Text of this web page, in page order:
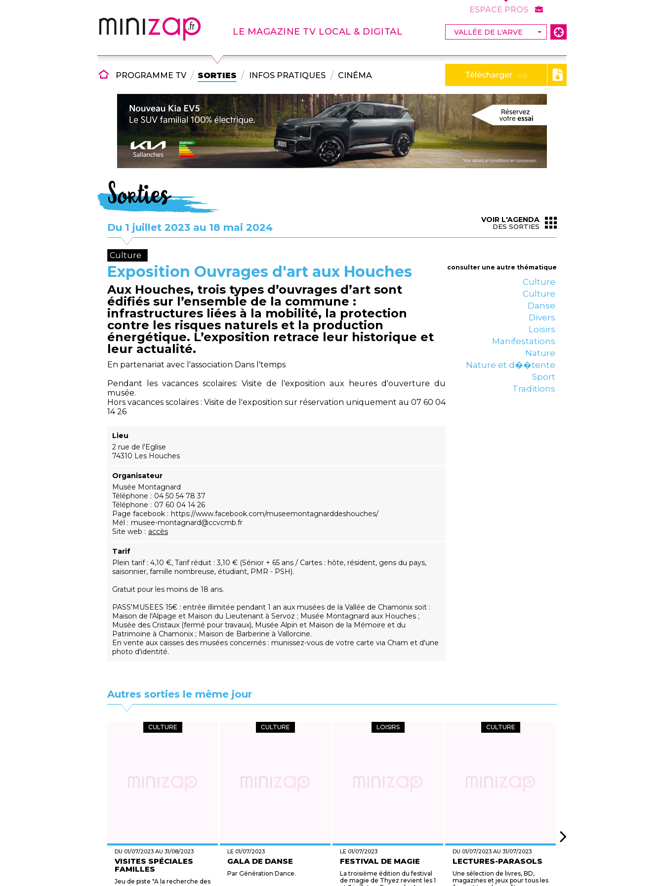
LE MAGAZINE TV LOCAL & DIGITAL
PROGRAMME TV SORTIES INFOS PRATIQUES CINÉMA Télécharger .pdf
ESPACE PROS
Sorties
Du 1 juillet 2023 au 18 mai 2024
VOIR L'AGENDA
DES SORTIES
Culture
Exposition Ouvrages d'art aux Houches
Aux Houches, trois types d’ouvrages d’art sont
édifiés sur l’ensemble de la commune :
infrastructures liées à la mobilité, la protection
contre les risques naturels et la production
énergétique. L’exposition retrace leur historique et
leur actualité.
En partenariat avec l'association Dans l'temps
Pendant les vacances scolaires: Visite de l'exposition aux heures d'ouverture du
musée.
Hors vacances scolaires : Visite de l'exposition sur réservation uniquement au 07 60 04
14 26
Lieu
2 rue de l'Eglise
74310 Les Houches
Organisateur
Musée Montagnard
Téléphone
04 50 54 78 37
Téléphone
07 60 04 14 26
Page facebook
https://www.facebook.com/museemontagnarddeshouches/
Mél
musee-montagnard@ccvcmb.fr
Site web
accès
Tarif
Plein tarif : 4,10 €, Tarif réduit : 3,10 € (Sénior + 65 ans / Cartes : hôte, résident, gens du pays,
saisonnier, famille nombreuse, étudiant, PMR - PSH).
Gratuit pour les moins de 18 ans.
PASS'MUSEES 15€ : entrée illimitée pendant 1 an aux musées de la Vallée de Chamonix soit :
Maison de l'Alpage et Maison du Lieutenant à Servoz ; Musée Montagnard aux Houches ;
Musée des Cristaux (fermé pour travaux), Musée Alpin et Maison de la Mémoire et du
Patrimoine à Chamonix ; Maison de Barberine à Vallorcine.
En vente aux caisses des musées concernés : munissez-vous de votre carte via Cham et d'une
photo d'identité.
consulter une autre thématique
Culture
Culture
Danse
Divers
Loisirs
Manifestations
Nature
Nature et d��tente
Sport
Traditions
Autres sorties le même jour
CULTURE
DU 01/07/2023 AU 31/08/2023
VISITES SPÉCIALES
FAMILLES
Jeu de piste "A la recherche des
CULTURE
LE 01/07/2023
GALA DE DANSE
Par Génération Dance.
LOISIRS
LE 01/07/2023
FESTIVAL DE MAGIE
La troisième édition du festival
de magie de Thyez revient les 1
CULTURE
DU 01/07/2023 AU 31/07/2023
LECTURES-PARASOLS
Une sélection de livres, BD,
magazines et jeux pour tous les